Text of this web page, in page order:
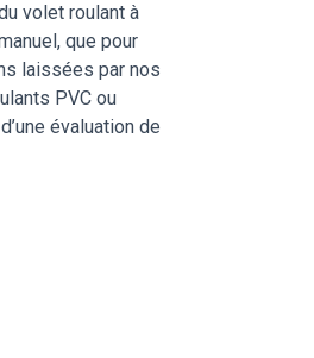
volet roulant à
que pour
laissées par nos
PVC ou
évaluation de